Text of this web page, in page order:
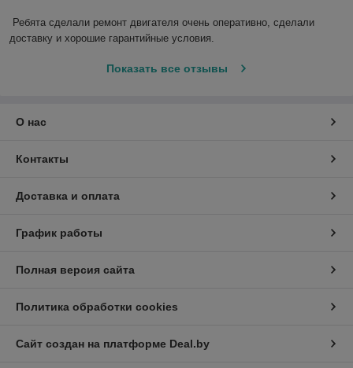
Ребята сделали ремонт двигателя очень оперативно, сделали
доставку и хорошие гарантийные условия.
Показать все отзывы
О нас
Контакты
Доставка и оплата
График работы
Полная версия сайта
Политика обработки cookies
Сайт создан на платформе Deal.by